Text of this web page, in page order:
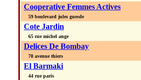
Cooperative Femmes Actives
59 boulevard jules guesde
Cote Jardin
65 rue michel ange
Delices De Bombay
78 avenue thiers
El Barmaki
44 rue paris